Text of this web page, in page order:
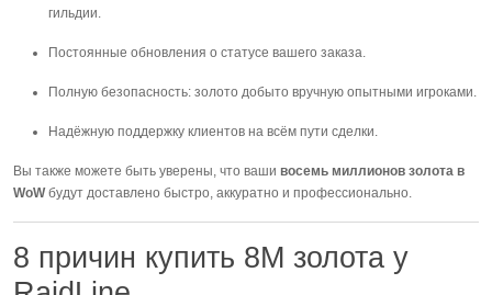
гильдии.
Постоянные обновления о статусе вашего заказа.
Полную безопасность: золото добыто вручную опытными игроками.
Надёжную поддержку клиентов на всём пути сделки.
Вы также можете быть уверены, что ваши восемь миллионов золота в
WoWбудут доставлено быстро, аккуратно и профессионально.
8 причин купить 8M золота у